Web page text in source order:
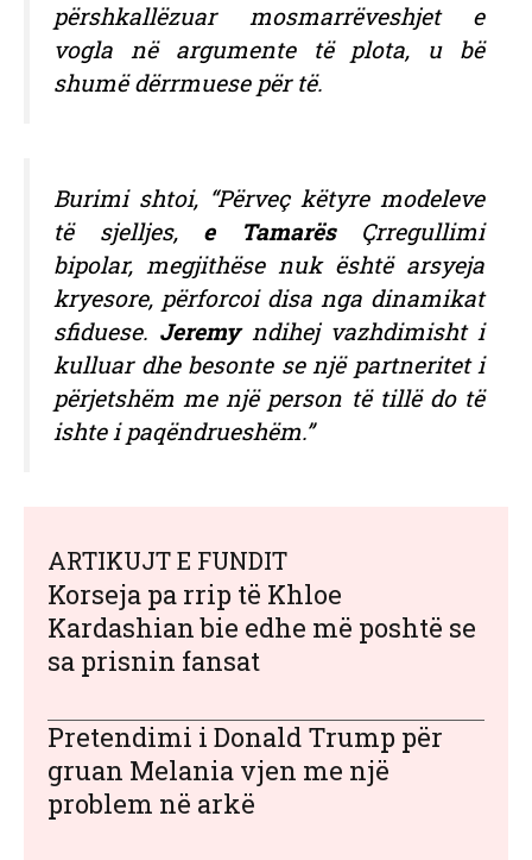
përshkallëzuar mosmarrëveshjet e
vogla në argumente të plota, u bë
shumë dërrmuese për të.
Burimi shtoi, “Përveç këtyre modeleve
të sjelljes, e TamarësÇrregullimi
bipolar, megjithëse nuk është arsyeja
kryesore, përforcoi disa nga dinamikat
sfiduese. Jeremyndihej vazhdimisht i
kulluar dhe besonte se një partneritet i
përjetshëm me një person të tillë do të
ishte i paqëndrueshëm.”
ARTIKUJT E FUNDIT
Korseja pa rrip të Khloe
Kardashian bie edhe më poshtë se
sa prisnin fansat
Pretendimi i Donald Trump për
gruan Melania vjen me një
problem në arkë